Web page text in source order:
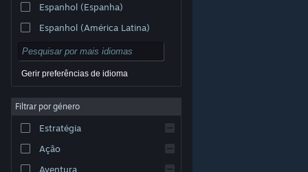
© Valve Corporation. Todos os direitos reservados.
respetivos proprietários nos E.U.A. e outros países.
Acessibilidade
Reembolsos|Cookies
Espanhol (Espanha)
Espanhol (América Latina)
Gerir preferências de idioma
Filtrar por género
Estratégia
Ação
Aventura